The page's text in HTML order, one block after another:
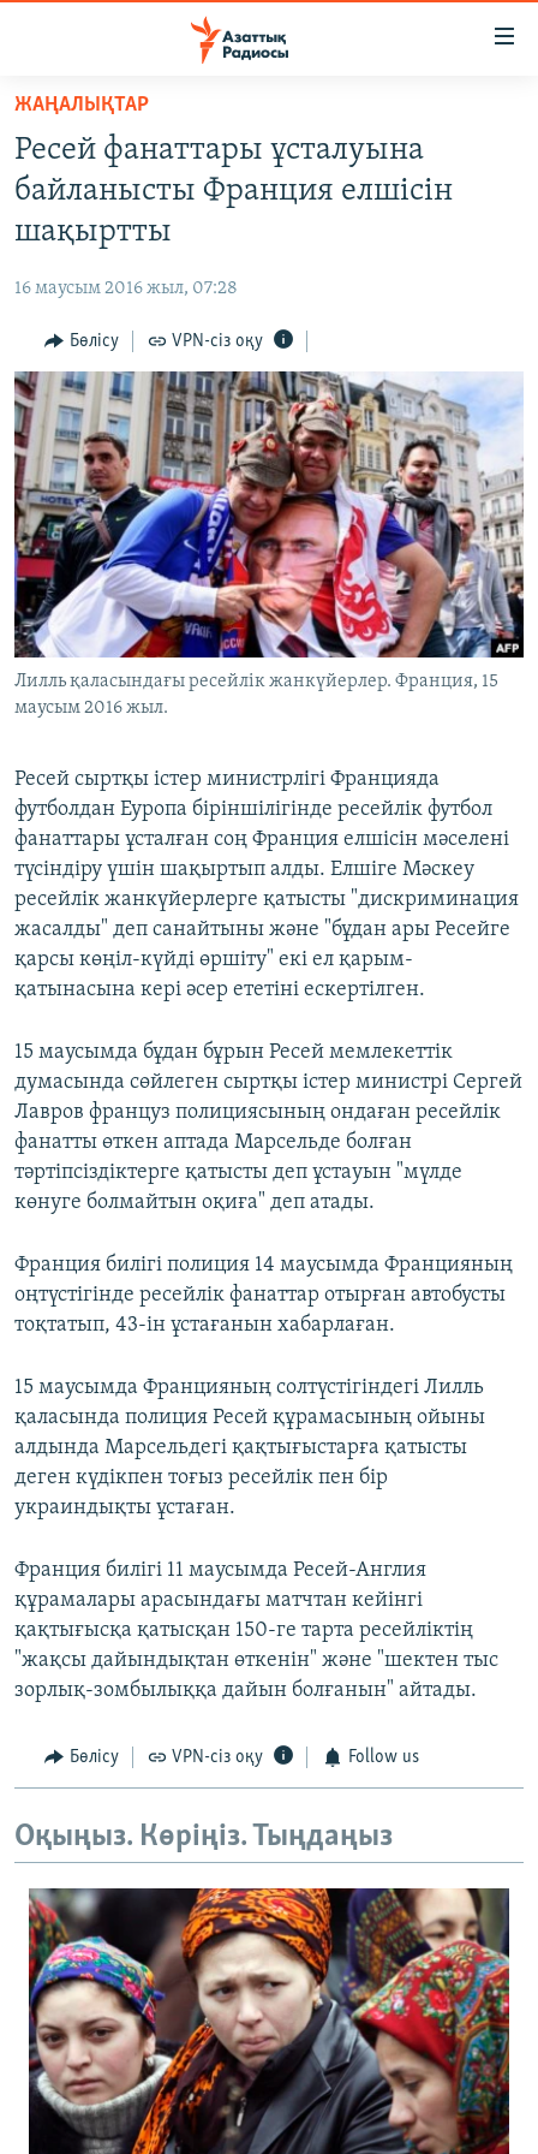
Skip
main
content
to
main
Navigation
to
Search
ЖАҢАЛЫҚТАР
САЯСАТ
АДАМ ҚҰҚЫҚТАРЫ
ӘЛЕУМЕТ
ӘЛЕМ
АРНАЙЫ ЖОБАЛАР
Русский
ЖАЗЫЛЫҢЫЗ
Басқа тілдерде
ЖАҢАЛЫҚТАР
Ресей фанаттары ұсталуына
байланысты Франция елшісін
шақыртты
16 маусым 2016 жыл, 07:28
Бөлісу VPN-сіз оқу
Лилль қаласындағы ресейлік жанкүйерлер. Франция, 15
маусым 2016 жыл.
Ресей сыртқы істер министрлігі Францияда
футболдан Еуропа біріншілігінде ресейлік футбол
фанаттары ұсталған соң Франция елшісін мәселені
түсіндіру үшін шақыртып алды. Елшіге Мәскеу
ресейлік жанкүйерлерге қатысты "дискриминация
жасалды" деп санайтыны және "бұдан ары Ресейге
қарсы көңіл-күйді өршіту" екі ел қарым-
қатынасына кері әсер ететіні ескертілген.
15 маусымда бұдан бұрын Ресей мемлекеттік
думасында сөйлеген сыртқы істер министрі Сергей
Лавров француз полициясының ондаған ресейлік
фанатты өткен аптада Марсельде болған
тәртіпсіздіктерге қатысты деп ұстауын "мүлде
көнуге болмайтын оқиға" деп атады.
Франция билігі полиция 14 маусымда Францияның
оңтүстігінде ресейлік фанаттар отырған автобусты
тоқтатып, 43-ін ұстағанын хабарлаған.
15 маусымда Францияның солтүстігіндегі Лилль
қаласында полиция Ресей құрамасының ойыны
алдында Марсельдегі қақтығыстарға қатысты
деген күдікпен тоғыз ресейлік пен бір
украиндықты ұстаған.
Франция билігі 11 маусымда Ресей-Англия
құрамалары арасындағы матчтан кейінгі
қақтығысқа қатысқан 150-ге тарта ресейліктің
"жақсы дайындықтан өткенін" және "шектен тыс
зорлық-зомбылыққа дайын болғанын" айтады.
Бөлісу VPN-сіз оқу Follow us
Оқыңыз. Көріңіз. Тыңдаңыз